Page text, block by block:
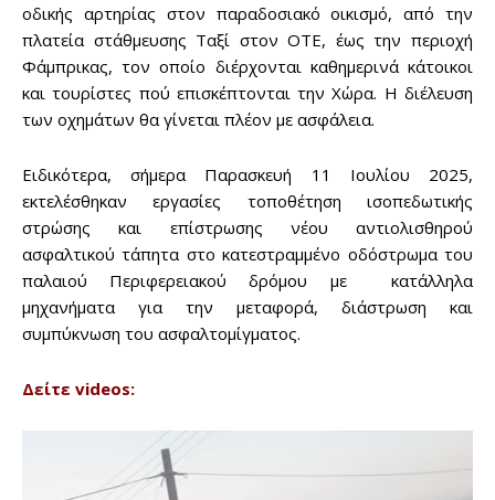
οδικής αρτηρίας στον παραδοσιακό οικισμό, από την
πλατεία στάθμευσης Ταξί στον ΟΤΕ, έως την περιοχή
Φάμπρικας, τον οποίο διέρχονται καθημερινά κάτοικοι
και τουρίστες πού επισκέπτονται την Χώρα. Η διέλευση
των οχημάτων θα γίνεται πλέον με ασφάλεια.
Ειδικότερα, σήμερα Παρασκευή 11 Ιουλίου 2025,
εκτελέσθηκαν εργασίες τοποθέτηση ισοπεδωτικής
στρώσης και επίστρωσης νέου αντιολισθηρού
ασφαλτικού τάπητα στο κατεστραμμένο οδόστρωμα του
παλαιού Περιφερειακού δρόμου με κατάλληλα
μηχανήματα για την μεταφορά, διάστρωση και
συμπύκνωση του ασφαλτομίγματος.
Δείτε videos: